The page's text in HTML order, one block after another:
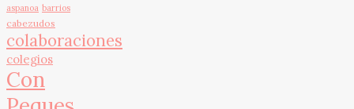
aspanoa barrios
cabezudos
colaboraciones
colegios
Con